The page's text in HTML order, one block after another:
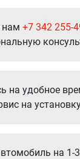
нам +7 342 255-
на удобное
на
на 1-